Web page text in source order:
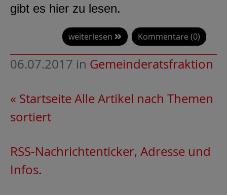
gibt es hier zu lesen.
weiterlesen Kommentare (0)
06.07.2017 in Gemeinderatsfraktion
« StartseiteAlle Artikel nach Themen
sortiert
RSS-Nachrichtenticker, Adresse und
Infos.